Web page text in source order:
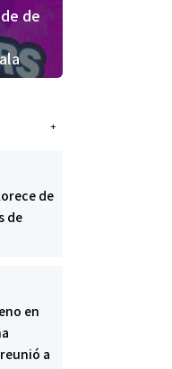
de
+
de
de
en
a